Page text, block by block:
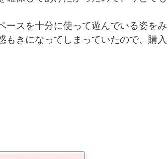
スを十分に使って遊んでいる姿をみ
きになってしまっていたので、購入